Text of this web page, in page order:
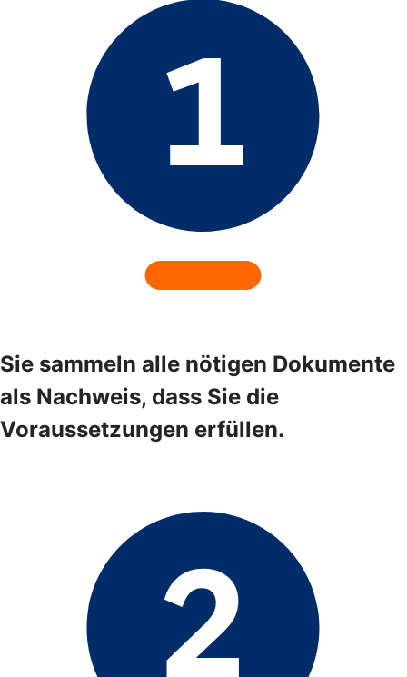
Sie sammeln alle nötigen Dokumente
als Nachweis, dass Sie die
Voraussetzungen erfüllen.